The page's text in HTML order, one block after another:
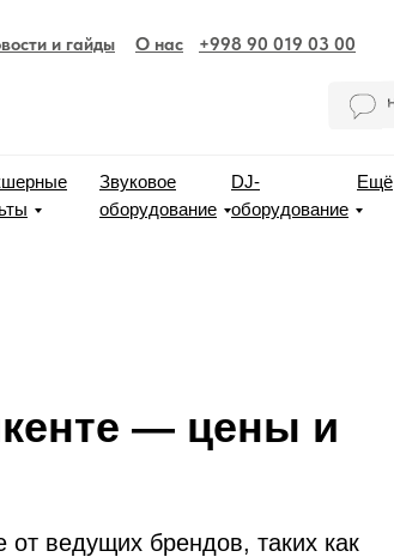
+998 90 019 03 00
Ещё
DJ-
оборудование
О нас
и гайды
Звуковое
оборудование
— цены и
от ведущих брендов, таких как